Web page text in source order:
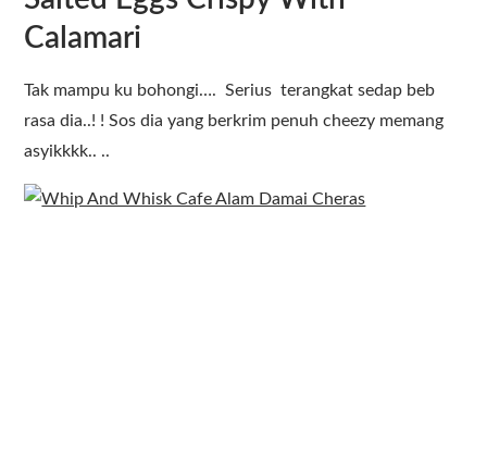
Calamari
Tak mampu ku bohongi…. Serius terangkat sedap beb
rasa dia..! ! Sos dia yang berkrim penuh cheezy memang
asyikkkk.. ..